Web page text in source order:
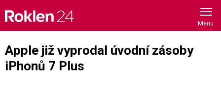
content
Apple již vyprodal úvodní zásoby
iPhonů 7 Plus